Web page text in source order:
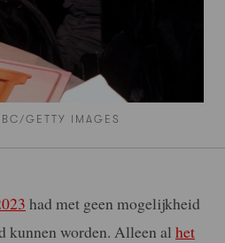
GETTY IMAGES
had met geen mogelijkheid
kunnen worden. Alleen al het